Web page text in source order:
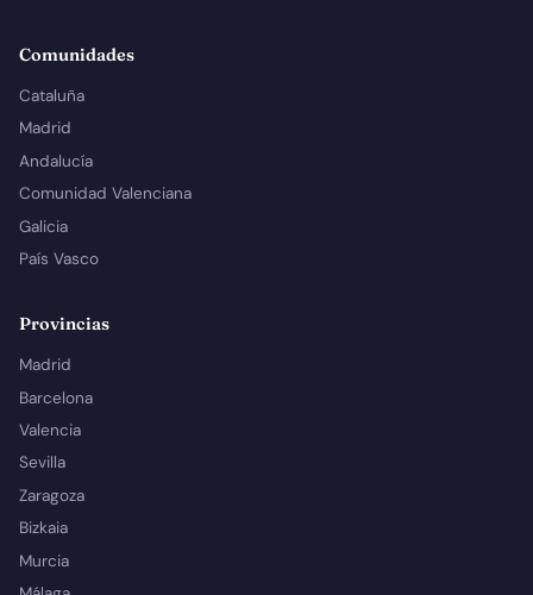
Comunidades
Cataluña
Madrid
Andalucía
Comunidad Valenciana
Galicia
País Vasco
Provincias
Madrid
Barcelona
Valencia
Sevilla
Zaragoza
Bizkaia
Murcia